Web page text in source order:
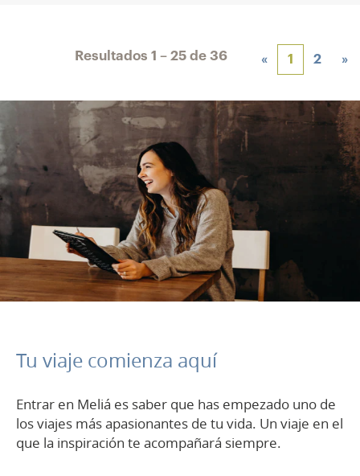
Resultados 1 – 25 de 36 « 1 2 »
Tu viaje comienza aquí
Entrar en Meliá es saber que has empezado uno de
los viajes más apasionantes de tu vida. Un viaje en el
que la inspiración te acompañará siempre.